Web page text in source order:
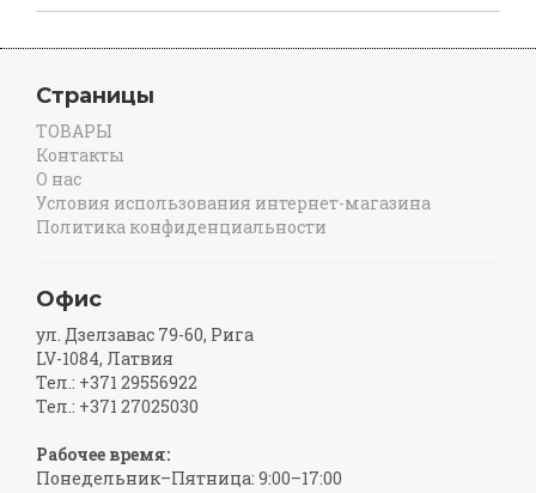
Страницы
ТОВАРЫ
Контакты
О нас
Условия использования интернет-магазина
Политика конфиденциальности
Офис
ул. Дзелзавас 79-60, Рига
LV-1084, Латвия
Тел.: +371 29556922
Тел.: +371 27025030
Рабочее время:
Понедельник–Пятница: 9:00–17:00